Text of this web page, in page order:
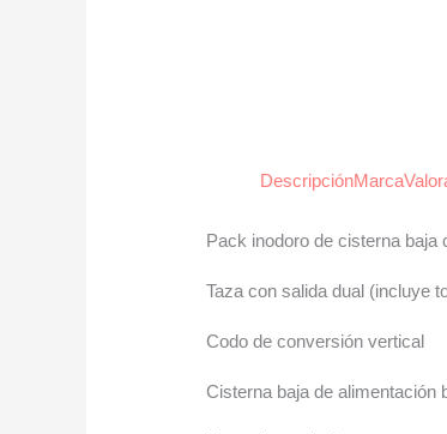
DescripciónMarca
Pack inodoro de cisterna baja
Taza con salida dual (incluye
Codo de conversión vertical
Cisterna baja de alimentación